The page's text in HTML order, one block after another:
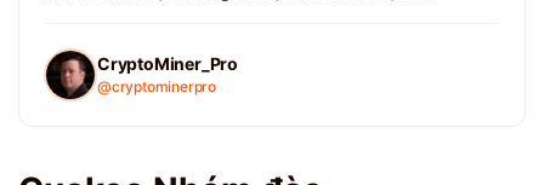
CryptoMiner_Pro
@cryptominerpro